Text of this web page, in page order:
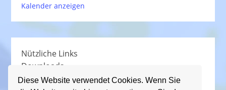
Diese Website verwendet Cookies. Wenn Sie
n
h
o
n
o
r
h
o
b
Kalender anzeigen
Nützliche Links
Downloads
Schullied